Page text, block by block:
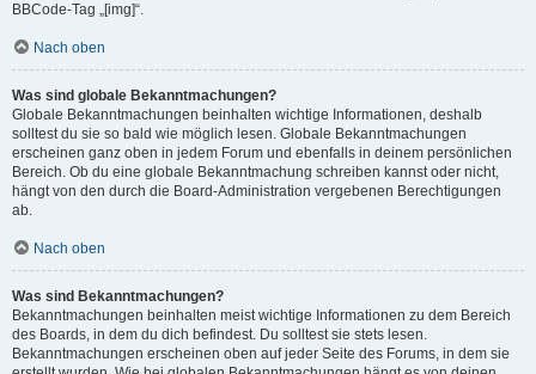
BBCode-Tag „[img]“.
Nach oben
Was sind globale Bekanntmachungen?
Globale Bekanntmachungen beinhalten wichtige Informationen, deshalb
solltest du sie so bald wie möglich lesen. Globale Bekanntmachungen
erscheinen ganz oben in jedem Forum und ebenfalls in deinem persönlichen
Bereich. Ob du eine globale Bekanntmachung schreiben kannst oder nicht,
hängt von den durch die Board-Administration vergebenen Berechtigungen
ab.
Nach oben
Was sind Bekanntmachungen?
Bekanntmachungen beinhalten meist wichtige Informationen zu dem Bereich
des Boards, in dem du dich befindest. Du solltest sie stets lesen.
Bekanntmachungen erscheinen oben auf jeder Seite des Forums, in dem sie